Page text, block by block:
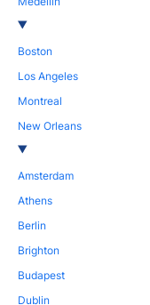
Boston
Los Angeles
Montreal
New Orleans
Amsterdam
Athens
Berlin
Brighton
Budapest
Dublin